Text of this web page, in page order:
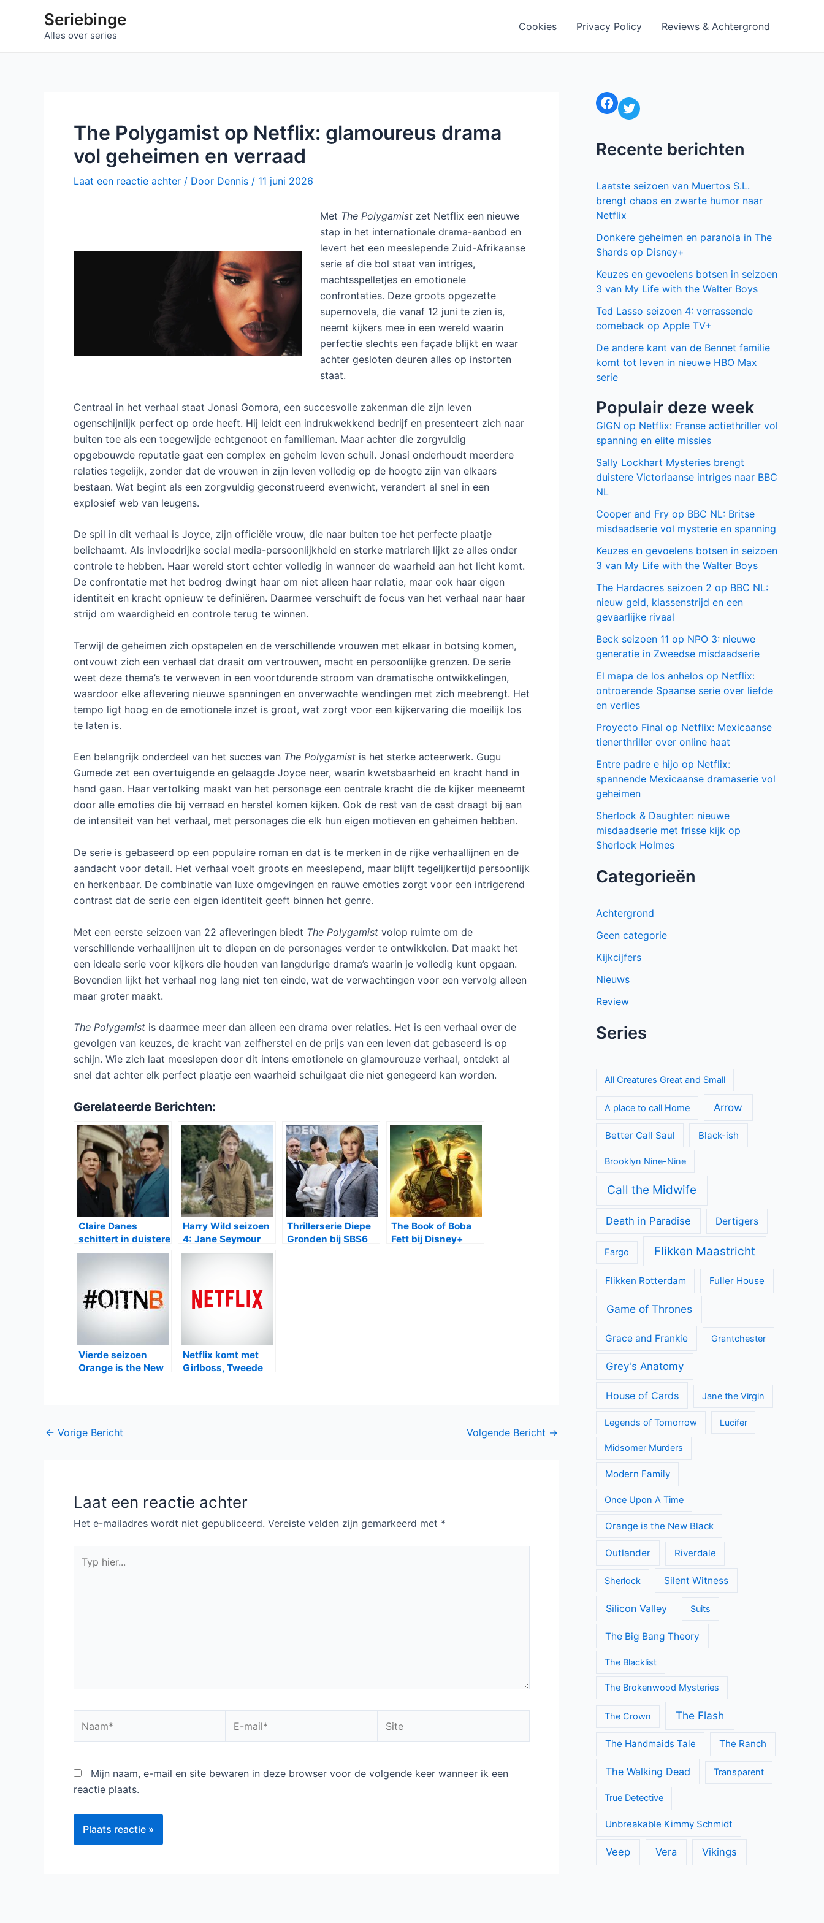
Seriebinge
Alles over series
Cookies Privacy Policy Reviews & Achtergrond
The Polygamist op Netflix: glamoureus drama
vol geheimen en verraad
Laat een reactie achter / Door Dennis / 11 juni 2026
Met The Polygamistzet Netflix een nieuwe
stap in het internationale drama-aanbod en
levert het een meeslepende Zuid-Afrikaanse
serie af die bol staat van intriges,
machtsspelletjes en emotionele
confrontaties. Deze groots opgezette
supernovela, die vanaf 12 juni te zien is,
neemt kijkers mee in een wereld waarin
perfectie slechts een façade blijkt en waar
achter gesloten deuren alles op instorten
staat.
Centraal in het verhaal staat Jonasi Gomora, een succesvolle zakenman die zijn leven
ogenschijnlijk perfect op orde heeft. Hij leidt een indrukwekkend bedrijf en presenteert zich naar
buiten toe als een toegewijde echtgenoot en familieman. Maar achter die zorgvuldig
opgebouwde reputatie gaat een complex en geheim leven schuil. Jonasi onderhoudt meerdere
relaties tegelijk, zonder dat de vrouwen in zijn leven volledig op de hoogte zijn van elkaars
bestaan. Wat begint als een zorgvuldig geconstrueerd evenwicht, verandert al snel in een
explosief web van leugens.
De spil in dit verhaal is Joyce, zijn officiële vrouw, die naar buiten toe het perfecte plaatje
belichaamt. Als invloedrijke social media-persoonlijkheid en sterke matriarch lijkt ze alles onder
controle te hebben. Haar wereld stort echter volledig in wanneer de waarheid aan het licht komt.
De confrontatie met het bedrog dwingt haar om niet alleen haar relatie, maar ook haar eigen
identiteit en kracht opnieuw te definiëren. Daarmee verschuift de focus van het verhaal naar haar
strijd om waardigheid en controle terug te winnen.
Terwijl de geheimen zich opstapelen en de verschillende vrouwen met elkaar in botsing komen,
ontvouwt zich een verhaal dat draait om vertrouwen, macht en persoonlijke grenzen. De serie
weet deze thema’s te verweven in een voortdurende stroom van dramatische ontwikkelingen,
waardoor elke aflevering nieuwe spanningen en onverwachte wendingen met zich meebrengt. Het
tempo ligt hoog en de emotionele inzet is groot, wat zorgt voor een kijkervaring die moeilijk los
te laten is.
Een belangrijk onderdeel van het succes van The Polygamist is het sterke acteerwerk. Gugu
Gumede zet een overtuigende en gelaagde Joyce neer, waarin kwetsbaarheid en kracht hand in
hand gaan. Haar vertolking maakt van het personage een centrale kracht die de kijker meeneemt
door alle emoties die bij verraad en herstel komen kijken. Ook de rest van de cast draagt bij aan
de intensiteit van het verhaal, met personages die elk hun eigen motieven en geheimen hebben.
De serie is gebaseerd op een populaire roman en dat is te merken in de rijke verhaallijnen en de
aandacht voor detail. Het verhaal voelt groots en meeslepend, maar blijft tegelijkertijd persoonlijk
en herkenbaar. De combinatie van luxe omgevingen en rauwe emoties zorgt voor een intrigerend
contrast dat de serie een eigen identiteit geeft binnen het genre.
Met een eerste seizoen van 22 afleveringen biedt The Polygamist volop ruimte om de
verschillende verhaallijnen uit te diepen en de personages verder te ontwikkelen. Dat maakt het
een ideale serie voor kijkers die houden van langdurige drama’s waarin je volledig kunt opgaan.
Bovendien lijkt het verhaal nog lang niet ten einde, wat de verwachtingen voor een vervolg alleen
maar groter maakt.
The Polygamist is daarmee meer dan alleen een drama over relaties. Het is een verhaal over de
gevolgen van keuzes, de kracht van zelfherstel en de prijs van een leven dat gebaseerd is op
schijn. Wie zich laat meeslepen door dit intens emotionele en glamoureuze verhaal, ontdekt al
snel dat achter elk perfect plaatje een waarheid schuilgaat die niet genegeerd kan worden.
Gerelateerde Berichten:
Claire Danes
schittert in duistere
Netflix-thriller The
Harry Wild seizoen
4: Jane Seymour
keert terug als
detective
Thrillerserie Diepe
Gronden bij SBS6
The Book of Boba
Fett bij Disney+
Vierde seizoen
Orange is the New
Netflix komt met
Girlboss, Tweede
Bericht
← Vorige Bericht Volgende Bericht →
Laat een reactie achter
Het e-mailadres wordt niet gepubliceerd. Vereiste velden zijn gemarkeerd met *
hier...
mail*
Mijn naam, e-mail en site bewaren in deze browser voor de volgende keer wanneer ik een
reactie plaats.
Facebook Twitter
Recente berichten
Laatste seizoen van Muertos S.L.
brengt chaos en zwarte humor naar
Netflix
Donkere geheimen en paranoia in The
Shards op Disney+
Keuzes en gevoelens botsen in seizoen
3 van My Life with the Walter Boys
Ted Lasso seizoen 4: verrassende
comeback op Apple TV+
De andere kant van de Bennet familie
komt tot leven in nieuwe HBO Max
serie
Populair deze week
GIGN op Netflix: Franse actiethriller vol
spanning en elite missies
Sally Lockhart Mysteries brengt
duistere Victoriaanse intriges naar BBC
NL
Cooper and Fry op BBC NL: Britse
misdaadserie vol mysterie en spanning
Keuzes en gevoelens botsen in seizoen
3 van My Life with the Walter Boys
The Hardacres seizoen 2 op BBC NL:
nieuw geld, klassenstrijd en een
gevaarlijke rivaal
Beck seizoen 11 op NPO 3: nieuwe
generatie in Zweedse misdaadserie
El mapa de los anhelos op Netflix:
ontroerende Spaanse serie over liefde
en verlies
Proyecto Final op Netflix: Mexicaanse
tienerthriller over online haat
Entre padre e hijo op Netflix:
spannende Mexicaanse dramaserie vol
geheimen
Sherlock & Daughter: nieuwe
misdaadserie met frisse kijk op
Sherlock Holmes
Categorieën
Achtergrond
Geen categorie
Kijkcijfers
Nieuws
Review
Series
All Creatures Great and Small
A place to call Home Arrow
Better Call Saul Black-ish
Brooklyn Nine-Nine
Call the Midwife
Death in Paradise Dertigers
Fargo Flikken Maastricht
Flikken Rotterdam Fuller House
Game of Thrones
Grace and Frankie Grantchester
Grey's Anatomy
House of Cards Jane the Virgin
Legends of Tomorrow Lucifer
Midsomer Murders
Modern Family
Once Upon A Time
Orange is the New Black
Outlander Riverdale
Sherlock Silent Witness
Silicon Valley Suits
The Big Bang Theory
The Blacklist
The Brokenwood Mysteries
The Crown The Flash
The Handmaids Tale The Ranch
The Walking Dead Transparent
True Detective
Unbreakable Kimmy Schmidt
Veep Vera Vikings